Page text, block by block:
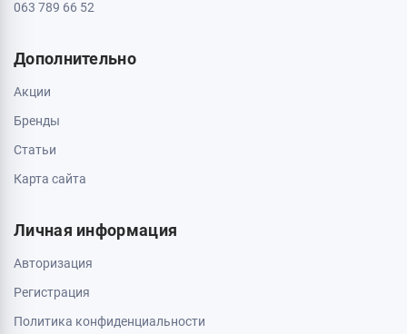
Доставка и оплата
Обмен и возврат
Свяжитесь с нами
0 800 403 173
044 334 54 27
063 789 66 52
Дополнительно
Акции